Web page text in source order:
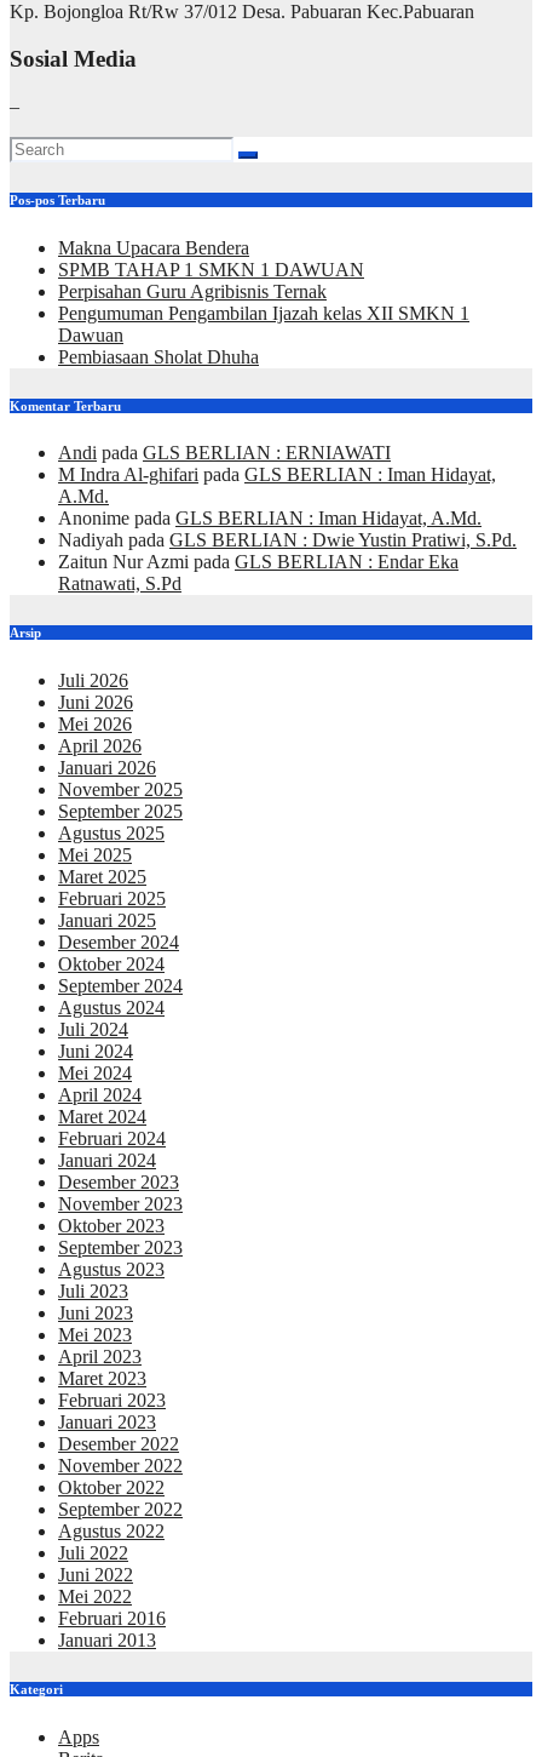
Kp. Bojongloa Rt/Rw 37/012 Desa. Pabuaran Kec.Pabuaran
Sosial Media
–
Pos-pos Terbaru
Makna Upacara Bendera
SPMB TAHAP 1 SMKN 1 DAWUAN
Perpisahan Guru Agribisnis Ternak
Pengumuman Pengambilan Ijazah kelas XII SMKN 1
Dawuan
Pembiasaan Sholat Dhuha
Komentar Terbaru
Andi pada GLS BERLIAN : ERNIAWATI
M Indra Al-ghifari pada GLS BERLIAN : Iman Hidayat,
A.Md.
Anonime pada GLS BERLIAN : Iman Hidayat, A.Md.
Nadiyah pada GLS BERLIAN : Dwie Yustin Pratiwi, S.Pd.
Zaitun Nur Azmi pada GLS BERLIAN : Endar Eka
Ratnawati, S.Pd
Arsip
Juli 2026
Juni 2026
Mei 2026
April 2026
Januari 2026
November 2025
September 2025
Agustus 2025
Mei 2025
Maret 2025
Februari 2025
Januari 2025
Desember 2024
Oktober 2024
September 2024
Agustus 2024
Juli 2024
Juni 2024
Mei 2024
April 2024
Maret 2024
Februari 2024
Januari 2024
Desember 2023
November 2023
Oktober 2023
September 2023
Agustus 2023
Juli 2023
Juni 2023
Mei 2023
April 2023
Maret 2023
Februari 2023
Januari 2023
Desember 2022
November 2022
Oktober 2022
September 2022
Agustus 2022
Juli 2022
Juni 2022
Mei 2022
Februari 2016
Januari 2013
Kategori
Apps